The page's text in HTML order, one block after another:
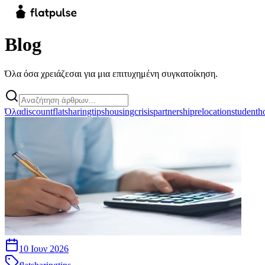
Blog
Όλα όσα χρειάζεσαι για μια επιτυχημένη συγκατοίκηση.
Όλαdiscountflatsharingtipshousingcrisispartnershiprelocation
10 Ιουν 2026